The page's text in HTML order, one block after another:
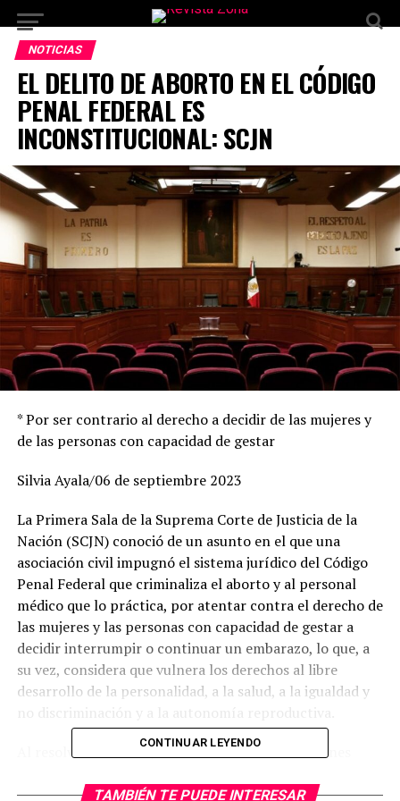
NOTICIAS
EL DELITO DE ABORTO EN EL CÓDIGO
PENAL FEDERAL ES
INCONSTITUCIONAL: SCJN
* Por ser contrario al derecho a decidir de las mujeres y
de las personas con capacidad de gestar
Silvia Ayala/06 de septiembre 2023
La Primera Sala de la Suprema Corte de Justicia de la
Nación (SCJN) conoció de un asunto en el que una
asociación civil impugnó el sistema jurídico del Código
Penal Federal que criminaliza el aborto y al personal
médico que lo práctica, por atentar contra el derecho de
las mujeres y las personas con capacidad de gestar a
decidir interrumpir o continuar un embarazo, lo que, a
su vez, considera que vulnera los derechos al libre
desarrollo de la personalidad, a la salud, a la igualdad y
Al resolver el asunto, a la luz de las consideraciones
concluyó que las normas que penalizan el aborto
CONTINUAR LEYENDO
TAMBIÉN TE PUEDE INTERESAR